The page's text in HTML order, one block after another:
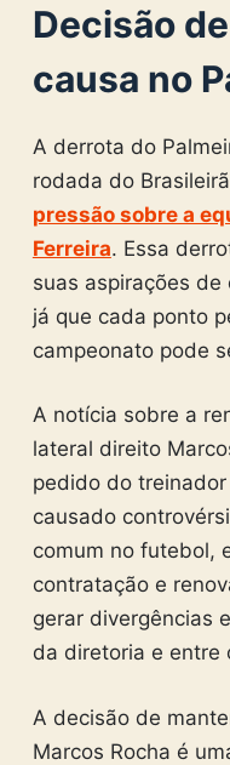
Decisão
causa no
A derrota do
rodada do
pressão sobre a
Ferreira. Essa
suas aspirações
já que cada ponto
campeonato pode
A notícia sobre a
lateral direito
pedido do
causado
comum no futebol,
contratação e
gerar divergências
da diretoria e entre
A decisão de
Marcos Rocha é